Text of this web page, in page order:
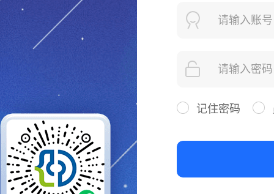
记住密码